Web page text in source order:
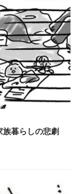
暮らしの悲劇